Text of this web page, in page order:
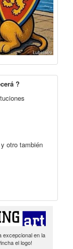
?
otro también
excepcional en la
el logo!